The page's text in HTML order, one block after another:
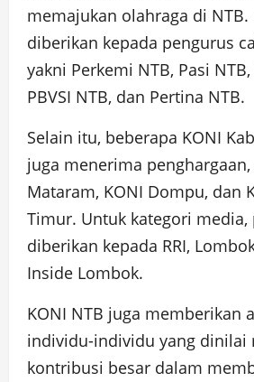
memajukan olahraga di NTB.
diberikan kepada pengurus
yakni Perkemi NTB, Pasi
PBVSI NTB, dan Pertina NTB.
Selain itu, beberapa KONI
juga menerima
Mataram, KONI Dompu, dan
Timur. Untuk kategori media,
diberikan kepada RRI,
Inside Lombok.
KONI NTB juga memberikan
individu-individu yang dinilai
kontribusi besar dalam